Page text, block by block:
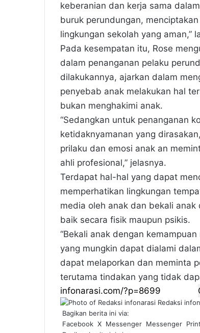
keberanian dan kerja sama
buruk perundungan,
lingkungan sekolah yang aman,”
Pada kesempatan itu, Rose
dalam penanganan pelaku
dilakukannya, ajarkan dalam
penyebab anak melakukan hal
bukan menghakimi anak.
“Sedangkan untuk penanganan
ketidaknyamanan yang
prilaku dan emosi anak an
ahli profesional,” jelasnya.
Terdapat hal-hal yang dapat
memperhatikan lingkungan
media oleh anak dan bekali
baik secara fisik maupun psikis.
“Bekali anak dengan
yang mungkin dapat dialami
dapat melaporkan dan meminta
terutama tindakan yang tidak
Redaksi
Bagikan berita ini via:
Facebook X Messenger Messenger Print